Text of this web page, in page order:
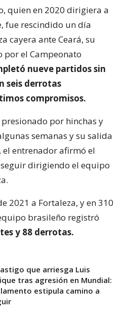
quien en 2020 dirigiera a
fue rescindido un día
cayera ante Ceará, su
por el Campeonato
nueve partidos sin
seis derrotas
compromisos.
presionado por hinchas y
semanas y su salida
el entrenador afirmó el
dirigiendo el equipo
2021 a Fortaleza, y en 310
brasileño registró
y 88 derrotas.
que arriesga Luis
tras agresión en Mundial:
estipula camino a